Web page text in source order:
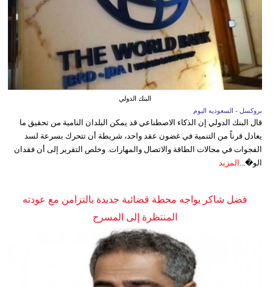
البنك الدولي
بروكسل - السعوديه اليوم
قال البنك الدولي إن الذكاء الاصطناعي قد يمكن البلدان النامية من تحقيق ما
يعادل قرناً من التنمية في غضون عقد واحد، شريطة أن تتحرك بسرعة لسد
الفجوات في مجالات الطاقة والاتصال والمهارات. وخلص التقرير إلى أن فقدان
الو�... المزيد
فضل شاكر يواجه محطة قضائية جديدة بالتزامن مع عودته
المنتظرة إلى المسرح